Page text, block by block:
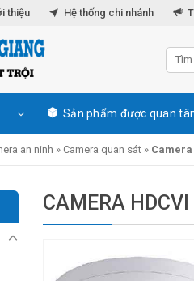
thiệu Hệ thống chi nhánh
Sản phẩm được quan
an ninh » Camera quan sát » Camera
CAMERA HDCVI